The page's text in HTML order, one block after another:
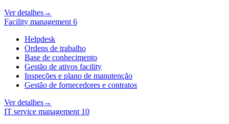
Ver detalhes→
Facility management 6
Helpdesk
Ordens de trabalho
Base de conhecimento
Gestão de ativos facility
Inspeções e plano de manutenção
Gestão de fornecedores e contratos
Ver detalhes→
IT service management 10